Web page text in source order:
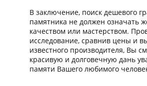
В заключение, поиск дешевого
памятника не должен означать
качеством или мастерством.
исследование, сравнив цены и
известного производителя, Вы
красивую и долговечную дань
памяти Вашего любимого